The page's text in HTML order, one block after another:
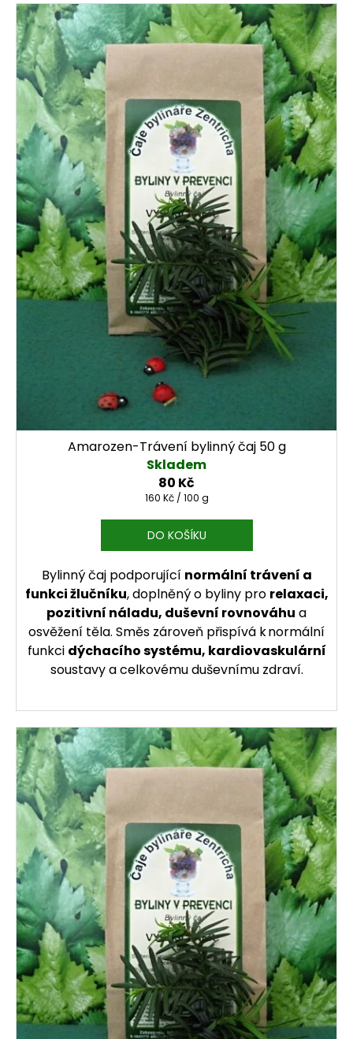
Výpis produktů
Amarozen-Trávení bylinný čaj 50 g
Skladem
80 Kč
Měrná cena:
160 Kč / 100 g
DO KOŠÍKU
Bylinný čaj podporující normální trávení a
funkci žlučníku, doplněný o byliny pro relaxaci,
pozitivní náladu, duševní rovnováhu a
osvěžení těla. Směs zároveň přispívá k normální
funkci dýchacího systému, kardiovaskulární
soustavy a celkovému duševnímu zdraví.